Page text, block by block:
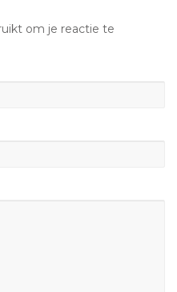
om je reactie te